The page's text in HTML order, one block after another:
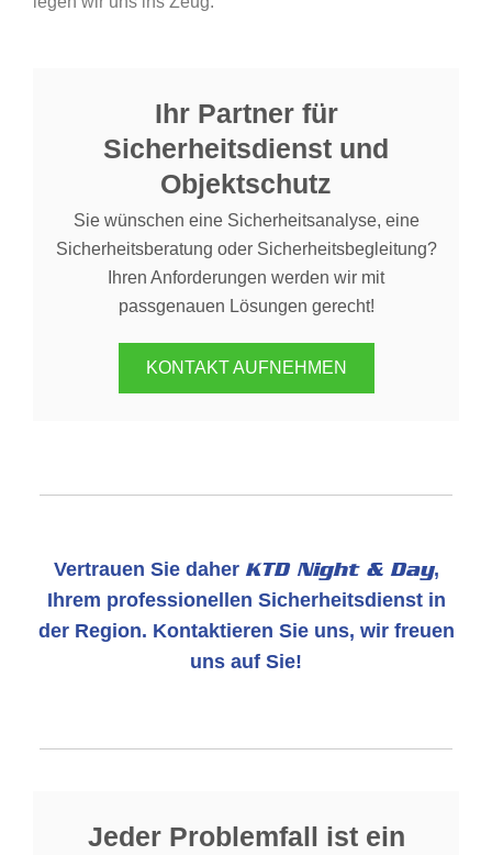
Ihr Partner für
Sicherheitsdienst und
Objektschutz
Sie wünschen eine Sicherheitsanalyse, eine
Sicherheitsberatung oder Sicherheitsbegleitung?
Ihren Anforderungen werden wir mit
passgenauen Lösungen gerecht!
KONTAKT AUFNEHMEN
Vertrauen Sie daher KTD Night & Day,
Ihrem professionellen Sicherheitsdienst in
der Region. Kontaktieren Sie uns, wir freuen
uns auf Sie!
Jeder Problemfall ist ein